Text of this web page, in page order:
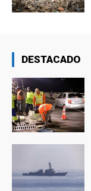
DESTACADO